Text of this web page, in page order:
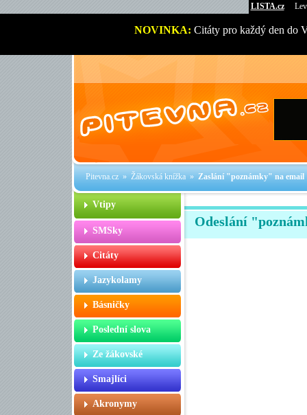
LISTA.cz
NOVINKA: Citáty pro každý den do
Pitevna.cz»Žákovská knížka»Zaslání "poznámky" na email
Vtipy
SMSky
Citáty
Jazykolamy
Básničky
Poslední slova
Ze žákovské
Smajlíci
Akronymy
Odeslání